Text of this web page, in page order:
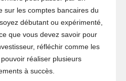
sur les comptes bancaires du
débutant ou expérimenté,
que vous devez savoir pour
réfléchir comme les
réaliser plusieurs
à succès.